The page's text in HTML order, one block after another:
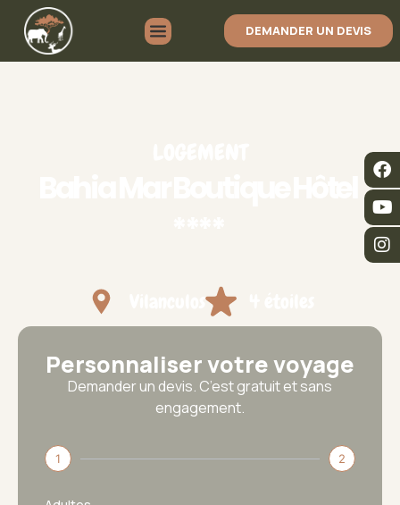
DEMANDER UN DEVIS
Personnaliser votre voyage
Demander un devis. C’est gratuit et sans
engagement.
1 2